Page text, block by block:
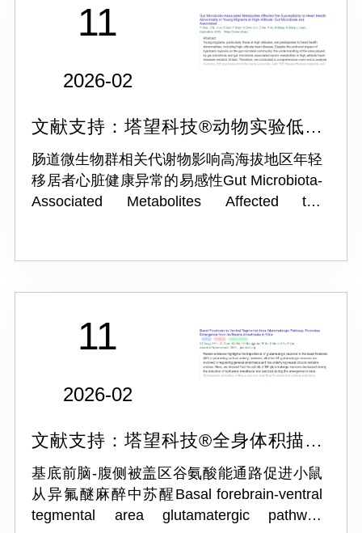
11
2026-02
文献支持：塔望科技®动物实验低压
氧舱ProOX-810
肠道微生物群相关代谢物影响高海拔地区年轻
移居者心脏健康异常的易感性Gut Microbiota‐
Associated Metabolites Affected the
11
2026-02
文献支持：塔望科技®全身体积描记
系统 WBP-4R
基底前脑-腹侧被盖区谷氨酸能通路促进小鼠
从异氟醚麻醉中苏醒Basal forebrain-ventral
tegmental area glutamatergic pathway